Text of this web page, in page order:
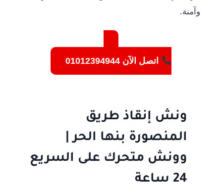
وآمنة.
اتصل الآن 01012394944
ونش إنقاذ طريق
المنصورة بنها الحر |
وونش متحرك على السريع
24 ساعة